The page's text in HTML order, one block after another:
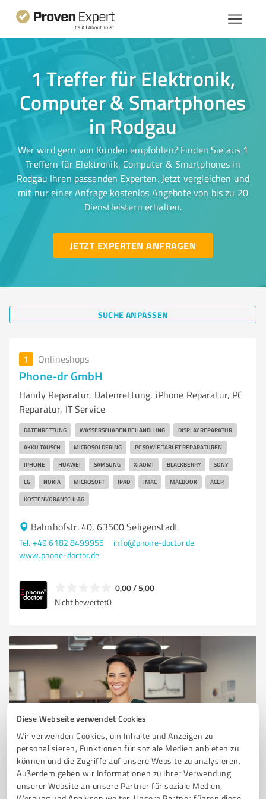
Diese Webseite verwendet Cookies
Wir verwenden Cookies, um Inhalte und Anzeigen zu
personalisieren, Funktionen für soziale Medien anbieten zu
können und die Zugriffe auf unsere Website zu analysieren.
Außerdem geben wir Informationen zu Ihrer Verwendung
unserer Website an unsere Partner für soziale Medien,
1 Treffer für Elektronik,
Computer & Smartphones
in Rodgau
Wer wird gern von Kunden empfohlen? Finden Sie aus 1
Treffern für Elektronik, Computer & Smartphones in
Rodgau Ihren passenden Experten. Jetzt vergleichen und
mit nur einer Anfrage kostenlos Angebote von bis zu 20
Dienstleistern erhalten.
JETZT EXPERTEN ANFRAGEN
SUCHE ANPASSEN
1 Onlineshops
Phone-dr GmbH
Handy Reparatur, Datenrettung, iPhone Reparatur, PC
Reparatur, IT Service
DATENRETTUNG WASSERSCHADEN BEHANDLUNG DISPLAY REPARATUR
AKKU TAUSCH MICROSOLDERING PC SOWIE TABLET REPARATUREN
IPHONE HUAWEI SAMSUNG XIAOMI BLACKBERRY SONY
LG NOKIA MICROSOFT IPAD IMAC MACBOOK ACER
KOSTENVORANSCHLAG
Bahnhofstr. 40, 63500 Seligenstadt
Tel. +49 6182 8499955
info@phone-doctor.de
www.phone-doctor.de
0,00 / 5,00
Nicht bewertet0
Sie möchten auch hier gelistet werden?
Registrieren Sie sich jetzt und werden Sie ein von
Kunden empfohlener ProvenExpert!